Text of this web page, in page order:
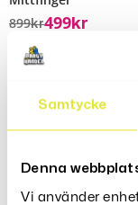
Samtycke
Denna
Vi använder
899Kr499Kr